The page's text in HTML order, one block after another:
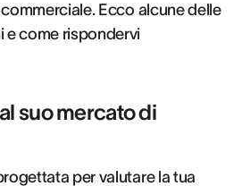
Ecco alcune delle
e come rispondervi
suo mercato di
per valutare la tua